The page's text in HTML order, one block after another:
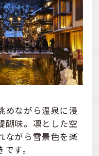
めながら温泉に浸
醐味。凛とした空
ながら雪景色を楽
す。